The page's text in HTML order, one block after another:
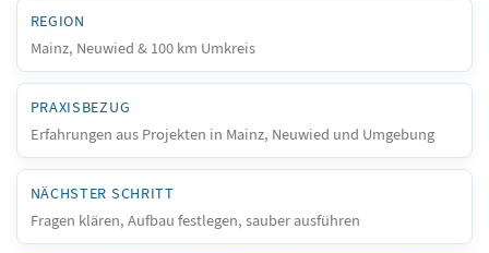
REGION
Mainz, Neuwied & 100 km Umkreis
PRAXISBEZUG
Erfahrungen aus Projekten in Mainz, Neuwied und Umgebung
NÄCHSTER SCHRITT
Fragen klären, Aufbau festlegen, sauber ausführen